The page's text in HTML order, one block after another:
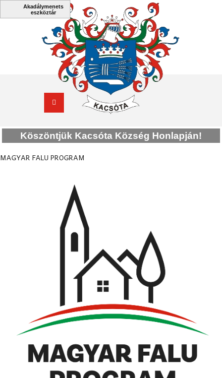
Köszöntjük Kacsóta Község Honlapján!
MAGYAR FALU PROGRAM